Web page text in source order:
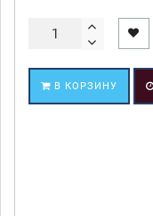
В КОРЗИНУ